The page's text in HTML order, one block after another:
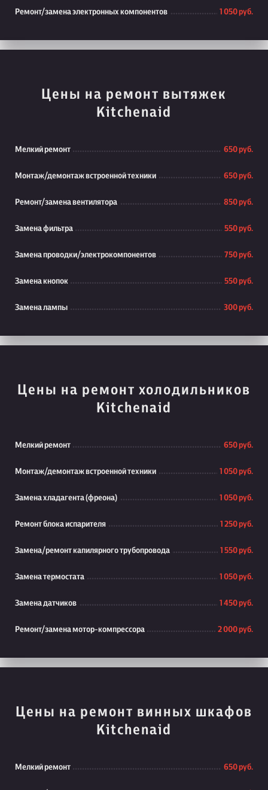
Ремонт/замена электронных компонентов 1 050 руб.
Цены на ремонт вытяжек
Kitchenaid
Мелкий ремонт 650 руб.
Монтаж/демонтаж встроенной техники 650 руб.
Ремонт/замена вентилятора 850 руб.
Замена фильтра 550 руб.
Замена проводки/электрокомпонентов 750 руб.
Замена кнопок 550 руб.
Замена лампы 300 руб.
Цены на ремонт холодильников
Kitchenaid
Мелкий ремонт 650 руб.
Монтаж/демонтаж встроенной техники 1 050 руб.
Замена хладагента (фреона) 1 050 руб.
Ремонт блока испарителя 1 250 руб.
Замена/ремонт капилярного трубопровода 1 550 руб.
Замена термостата 1 050 руб.
Замена датчиков 1 450 руб.
Ремонт/замена мотор-компрессора 2 000 руб.
Цены на ремонт винных шкафов
Kitchenaid
Мелкий ремонт 650 руб.